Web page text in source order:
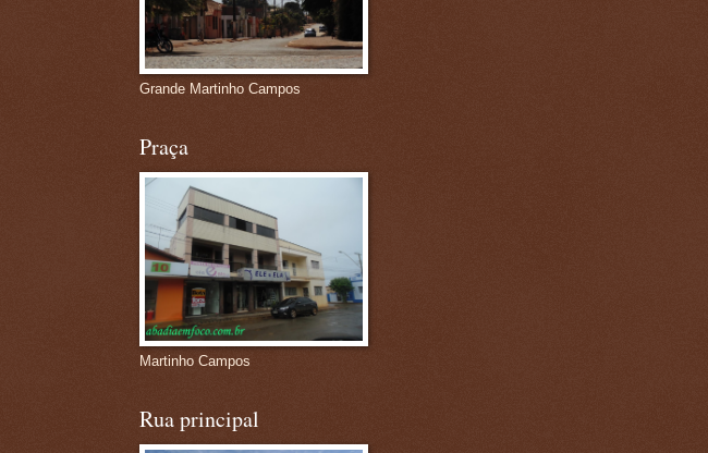
Grande Martinho Campos
Praça
Martinho Campos
Rua principal